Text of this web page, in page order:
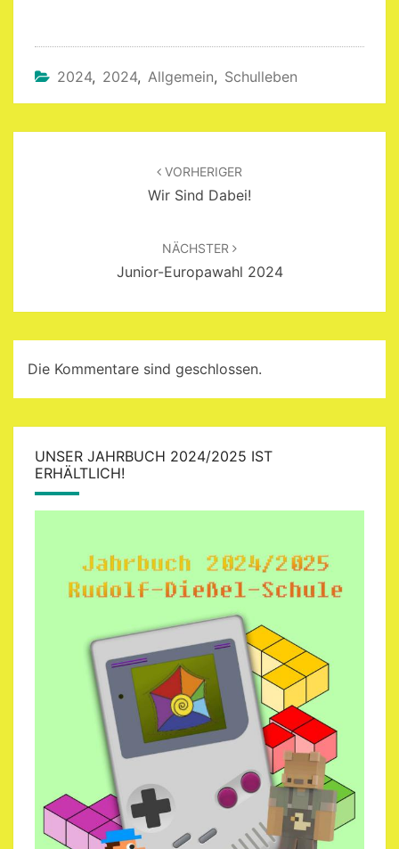
2024, 2024, Allgemein, Schulleben
VORHERIGER
Wir Sind Dabei!
NÄCHSTER
Junior-Europawahl 2024
Die Kommentare sind geschlossen.
UNSER JAHRBUCH 2024/2025 IST
ERHÄLTLICH!